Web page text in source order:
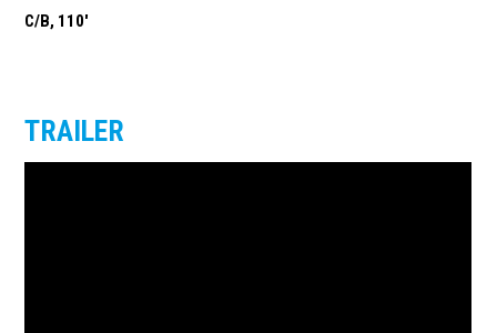
C/B, 110'
TRAILER